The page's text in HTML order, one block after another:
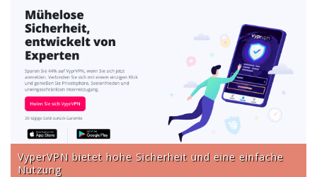
VyperVPN bietet hohe Sicherheit und eine einfache
Nutzung